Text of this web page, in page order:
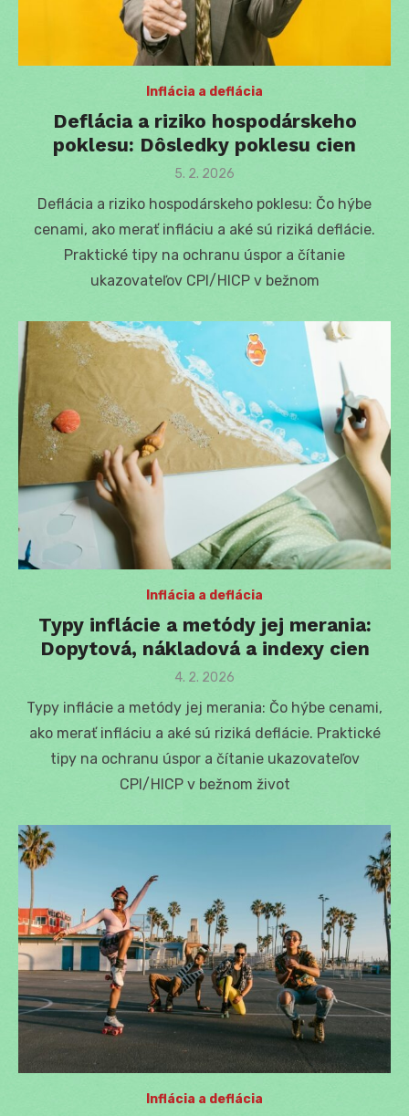
Inflácia a deflácia
Deflácia a riziko hospodárskeho
poklesu: Dôsledky poklesu cien
Posted
5. 2. 2026
Deflácia a riziko hospodárskeho poklesu: Čo hýbe
cenami, ako merať infláciu a aké sú riziká deflácie.
Praktické tipy na ochranu úspor a čítanie
ukazovateľov CPI/HICP v bežnom
Inflácia a deflácia
Typy inflácie a metódy jej merania:
Dopytová, nákladová a indexy cien
Posted
4. 2. 2026
Typy inflácie a metódy jej merania: Čo hýbe cenami,
ako merať infláciu a aké sú riziká deflácie. Praktické
tipy na ochranu úspor a čítanie ukazovateľov
CPI/HICP v bežnom život
Inflácia a deflácia